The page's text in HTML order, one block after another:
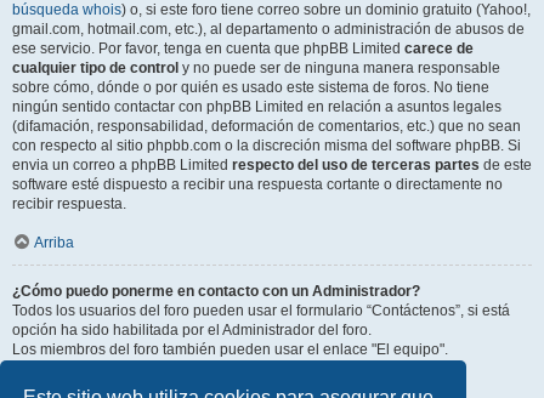
búsqueda whois) o, si este foro tiene correo sobre un dominio gratuito (Yahoo!,
gmail.com, hotmail.com, etc.), al departamento o administración de abusos de
ese servicio. Por favor, tenga en cuenta que phpBB Limited carece de
cualquier tipo de control y no puede ser de ninguna manera responsable
sobre cómo, dónde o por quién es usado este sistema de foros. No tiene
ningún sentido contactar con phpBB Limited en relación a asuntos legales
(difamación, responsabilidad, deformación de comentarios, etc.) que no sean
con respecto al sitio phpbb.com o la discreción misma del software phpBB. Si
envia un correo a phpBB Limited respecto del uso de terceras partes de este
software esté dispuesto a recibir una respuesta cortante o directamente no
recibir respuesta.
Arriba
¿Cómo puedo ponerme en contacto con un Administrador?
Todos los usuarios del foro pueden usar el formulario “Contáctenos”, si está
opción ha sido habilitada por el Administrador del foro.
Los miembros del foro también pueden usar el enlace "El equipo".
Arriba